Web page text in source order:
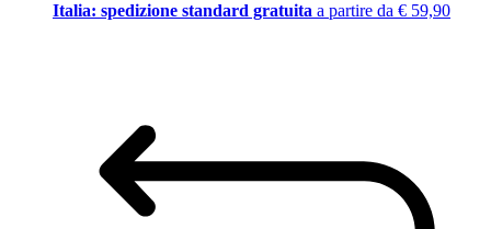
Italia: spedizione standard gratuita a partire da € 59,90